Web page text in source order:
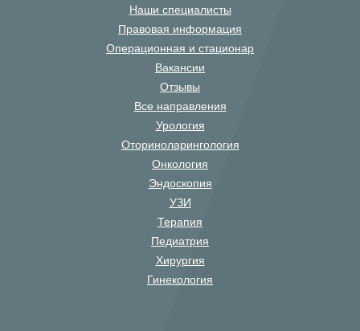
Наши специалисты
Правовая информация
Операционная и стационар
Вакансии
Отзывы
Все направления
Урология
Оториноларингология
Онкология
Эндоскопия
УЗИ
Терапия
Педиатрия
Хирургия
Гинекология